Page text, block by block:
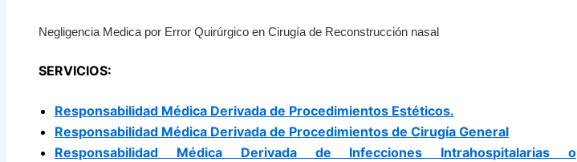
Negligencia Medica por Error Quirúrgico en Cirugía de Reconstrucción nasal
SERVICIOS:
Responsabilidad Médica Derivada de Procedimientos Estéticos.
Responsabilidad Médica Derivada de Procedimientos de Cirugía General
Responsabilidad Médica Derivada de Infecciones Intrahospitalarias o